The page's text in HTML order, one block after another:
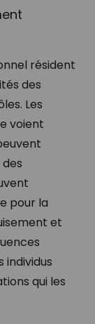
résident
des
Les
voient
pour la
et
individus
qui les